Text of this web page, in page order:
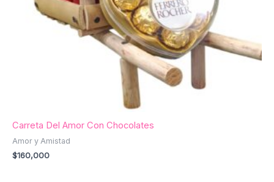
Carreta Del Amor Con Chocolates
Amor y Amistad
$160,000